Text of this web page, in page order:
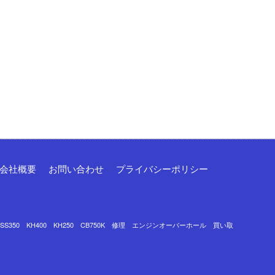
会社概要 お問い合わせ プライバシーポリシー
KH400 KH250 CB750K 修理 エンジンオーバーホール 買い取